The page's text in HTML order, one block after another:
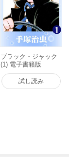
ブラック・ジャック
(1) 電子書籍版
試し読み